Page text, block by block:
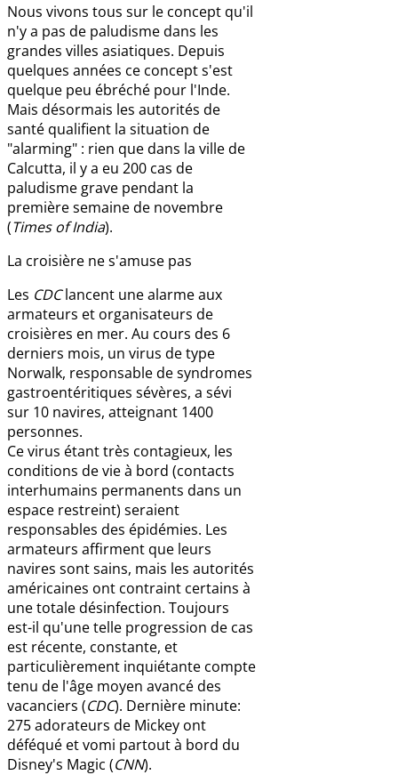
Nous vivons tous sur le concept qu'il
n'y a pas de paludisme dans les
grandes villes asiatiques. Depuis
quelques années ce concept s'est
quelque peu ébréché pour l'Inde.
Mais désormais les autorités de
santé qualifient la situation de
"alarming" : rien que dans la ville de
Calcutta, il y a eu 200 cas de
paludisme grave pendant la
première semaine de novembre
(Times of India).
La croisière ne s'amuse pas
Les CDClancent une alarme aux
armateurs et organisateurs de
croisières en mer. Au cours des 6
derniers mois, un virus de type
Norwalk, responsable de syndromes
gastroentéritiques sévères, a sévi
sur 10 navires, atteignant 1400
personnes.
Ce virus étant très contagieux, les
conditions de vie à bord (contacts
interhumains permanents dans un
espace restreint) seraient
responsables des épidémies. Les
armateurs affirment que leurs
navires sont sains, mais les autorités
américaines ont contraint certains à
une totale désinfection. Toujours
est-il qu'une telle progression de cas
est récente, constante, et
particulièrement inquiétante compte
tenu de l'âge moyen avancé des
vacanciers (CDC). Dernière minute:
275 adorateurs de Mickey ont
déféqué et vomi partout à bord du
Disney's Magic (CNN).